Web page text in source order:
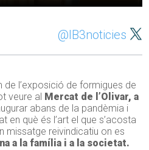
@IB3noticies
de l’exposició de formigues de
veure al Mercat de l’Olivar, a
abans de la pandèmia i
en què és l’art el que s’acosta
missatge reivindicatiu on es
a la família i a la societat.